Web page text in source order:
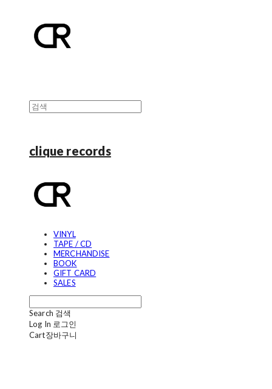
clique records
VINYL
TAPE / CD
MERCHANDISE
BOOK
GIFT CARD
SALES
Search 검색
Log In 로그인
Cart장바구니